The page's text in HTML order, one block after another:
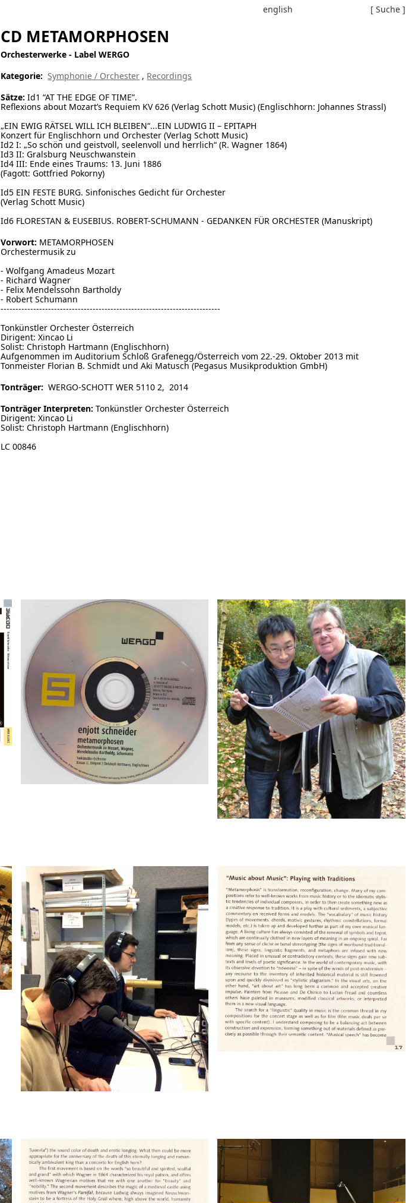
english [ Suche ]
CD METAMORPHOSEN
Orchesterwerke - Label WERGO
Kategorie: Symphonie / Orchester , Recordings
Sätze: Id1 “AT THE EDGE OF TIME”.
Reflexions about Mozart’s Requiem KV 626 (Verlag Schott Music) (Englischhorn: Johannes Strassl)
„EIN EWIG RÄTSEL WILL ICH BLEIBEN“...EIN LUDWIG II – EPITAPH
Konzert für Englischhorn und Orchester (Verlag Schott Music)
Id2 I: „So schön und geistvoll, seelenvoll und herrlich“ (R. Wagner 1864)
Id3 II: Gralsburg Neuschwanstein
Id4 III: Ende eines Traums: 13. Juni 1886
(Fagott: Gottfried Pokorny)
Id5 EIN FESTE BURG. Sinfonisches Gedicht für Orchester
(Verlag Schott Music)
Id6 FLORESTAN & EUSEBIUS. ROBERT-SCHUMANN - GEDANKEN FÜR ORCHESTER (Manuskript)
Vorwort: METAMORPHOSEN
Orchestermusik zu
- Wolfgang Amadeus Mozart
- Richard Wagner
- Felix Mendelssohn Bartholdy
- Robert Schumann
--------------------------------------------------------------------------
Tonkünstler Orchester Österreich
Dirigent: Xincao Li
Solist: Christoph Hartmann (Englischhorn)
Aufgenommen im Auditorium Schloß Grafenegg/Österreich vom 22.-29. Oktober 2013 mit
Tonmeister Florian B. Schmidt und Aki Matusch (Pegasus Musikproduktion GmbH)
Tonträger: WERGO-SCHOTT WER 5110 2, 2014
Tonträger Interpreten: Tonkünstler Orchester Österreich
Dirigent: Xincao Li
Solist: Christoph Hartmann (Englischhorn)
LC 00846